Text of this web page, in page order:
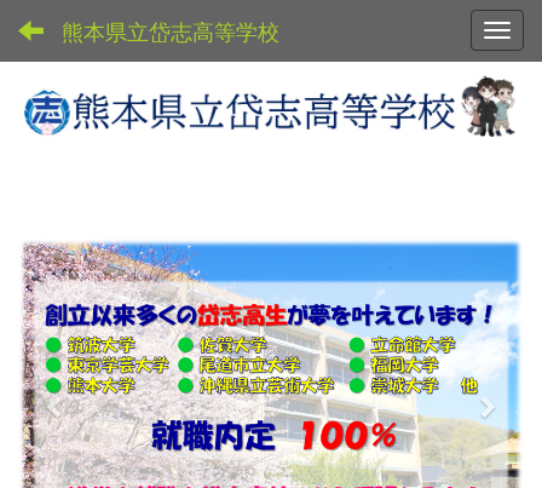
熊本県立岱志高等学校
r
e
v
i
o
u
s
x
t